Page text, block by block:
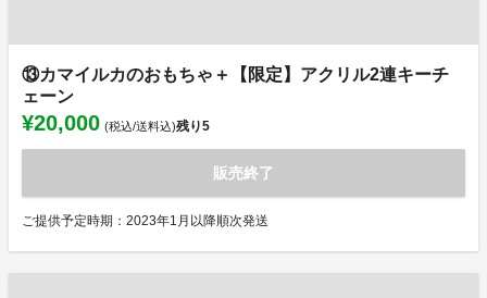
⑬カマイルカのおもちゃ＋【限定】アクリル2連キーチ
ェーン
¥20,000 (税込/送料込)残り5
販売終了
ご提供予定時期：2023年1月以降順次発送